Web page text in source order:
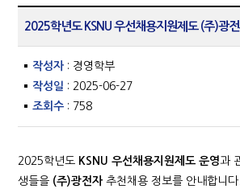
2025학년도 KSNU 우선채용지원제도 (주)광
작성자 : 경영학부
작성일 : 2025-06-27
조회수 : 758
2025학년도 KSNU우선채용지원제도 운영과
생들을 (주)광전자 추천채용 정보를 안내합니다.